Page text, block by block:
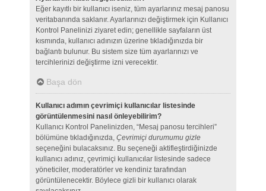
Eğer kayıtlı bir kullanıcı iseniz, tüm ayarlarınız mesaj panosu
veritabanında saklanır. Ayarlarınızı değiştirmek için Kullanıcı
Kontrol Panelinizi ziyaret edin; genellikle sayfaların üst
kısmında, kullanıcı adınızın üzerine tıkladığınızda bir
bağlantı bulunur. Bu sistem size tüm ayarlarınızı ve
tercihlerinizi değiştirme izni verecektir.
Başa dön
Kullanıcı adımın çevrimiçi kullanıcılar listesinde
görüntülenmesini nasıl önleyebilirim?
Kullanıcı Kontrol Panelinizden, “Mesaj panosu tercihleri”
bölümüne tıkladığınızda, Çevrimiçi durumumu gizle
seçeneğini bulacaksınız. Bu seçeneği aktifleştirdiğinizde
kullanıcı adınız, çevrimiçi kullanıcılar listesinde sadece
yöneticiler, moderatörler ve kendiniz tarafından
görüntülenecektir. Böylece gizli bir kullanıcı olarak